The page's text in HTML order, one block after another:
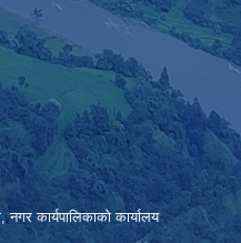
कार्यपालिकाकाे कार्यालय